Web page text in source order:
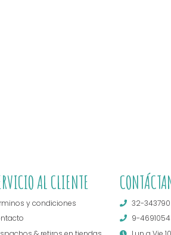
AL CLIENTE
y condiciones
32-
9-